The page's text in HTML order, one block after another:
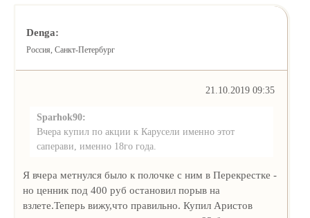
Denga:
Россия, Санкт-Петербург
21.10.2019 09:35
Sparhok90:
Вчера купил по акции к Карусели именно этот
саперави, именно 18го года.
Я вчера метнулся было к полочке с ним в Перекрестке -
но ценник под 400 руб остановил порыв на
взлете.Теперь вижу,что правильно. Купил Аристов